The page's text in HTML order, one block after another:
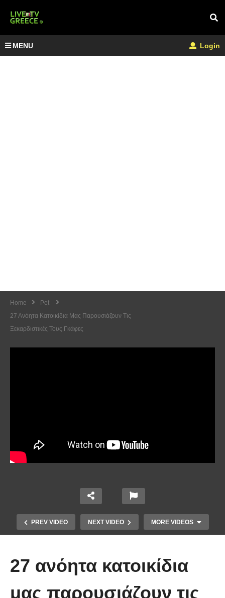
MENU Login
Home
Pet
27 Ανόητα Κατοικίδια Μας Παρουσιάζουν Τις
Ξεκαρδιστικές Τους Γκάφες
PREV VIDEO NEXT VIDEO MORE VIDEOS
27 ανόητα κατοικίδια
μας παρουσιάζουν τις